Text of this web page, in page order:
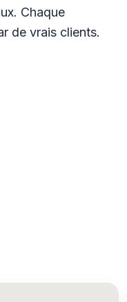
Chaque
de vrais clients.